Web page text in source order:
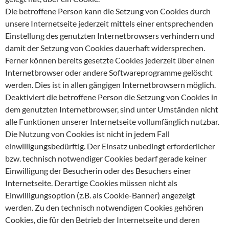
Die betroffene Person kann die Setzung von Cookies durch
unsere Internetseite jederzeit mittels einer entsprechenden
Einstellung des genutzten Internetbrowsers verhindern und
damit der Setzung von Cookies dauerhaft widersprechen.
Ferner können bereits gesetzte Cookies jederzeit über einen
Internetbrowser oder andere Softwareprogramme gelöscht
werden. Dies ist in allen gängigen Internetbrowsern möglich.
Deaktiviert die betroffene Person die Setzung von Cookies in
dem genutzten Internetbrowser, sind unter Umständen nicht
alle Funktionen unserer Internetseite vollumfänglich nutzbar.
Die Nutzung von Cookies ist nicht in jedem Fall
einwilligungsbedürftig. Der Einsatz unbedingt erforderlicher
bzw. technisch notwendiger Cookies bedarf gerade keiner
Einwilligung der Besucherin oder des Besuchers einer
Internetseite. Derartige Cookies müssen nicht als
Einwilligungsoption (z.B. als Cookie-Banner) angezeigt
werden. Zu den technisch notwendigen Cookies gehören
Cookies, die für den Betrieb der Internetseite und deren